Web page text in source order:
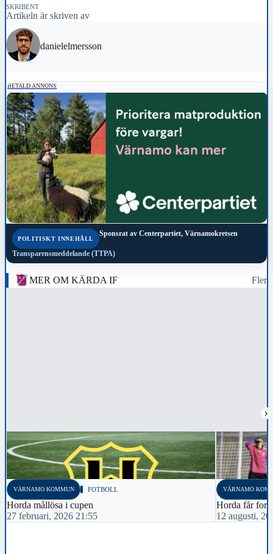
SKRIBENT
Artikeln är skriven av
danielelmersson
BETALD ANNONS
POLITISKT INNEHÅLL
Sponsrat av Centerpartiet, Värnamokretsen
Transparensmeddelande (TTPA)
MER OM KÄRDA IF Fler
›
VÄRNAMO KOMMUN FOTBOLL
Horda mållösa i cupen
27 februari, 2026 21:55
VÄRNAMO
Horda får
12 augusti,